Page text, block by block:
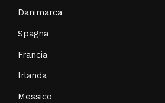
Danimarca
Spagna
Francia
Irlanda
Messico